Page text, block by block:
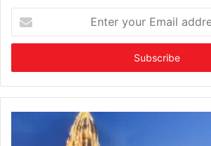
your
Email